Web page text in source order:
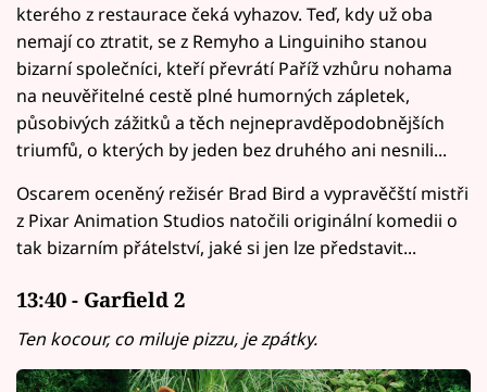
kterého z restaurace čeká vyhazov. Teď, kdy už oba
nemají co ztratit, se z Remyho a Linguiniho stanou
bizarní společníci, kteří převrátí Paříž vzhůru nohama
na neuvěřitelné cestě plné humorných zápletek,
působivých zážitků a těch nejnepravděpodobnějších
triumfů, o kterých by jeden bez druhého ani nesnili...
Oscarem oceněný režisér Brad Bird a vypravěčští mistři
z Pixar Animation Studios natočili originální komedii o
tak bizarním přátelství, jaké si jen lze představit...
13:40 - Garfield 2
Ten kocour, co miluje pizzu, je zpátky.